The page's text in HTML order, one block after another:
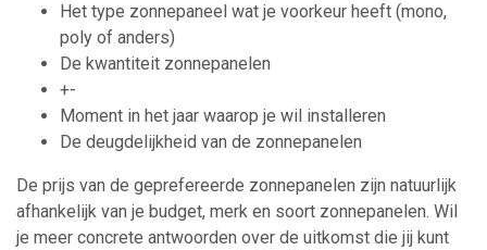
Het type zonnepaneel wat je voorkeur heeft (mono,
poly of anders)
De kwantiteit zonnepanelen
+-
Moment in het jaar waarop je wil installeren
De deugdelijkheid van de zonnepanelen
De prijs van de geprefereerde zonnepanelen zijn natuurlijk
afhankelijk van je budget, merk en soort zonnepanelen. Wil
je meer concrete antwoorden over de uitkomst die jij kunt